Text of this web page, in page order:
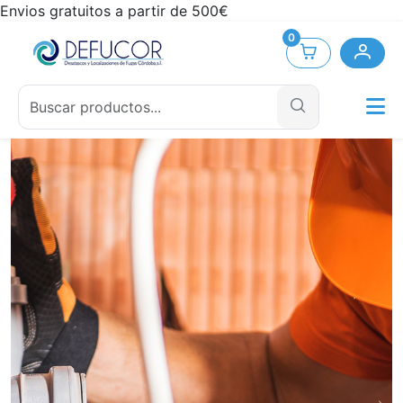
Envios gratuitos a partir de 500€
0
Slide 1 of 2